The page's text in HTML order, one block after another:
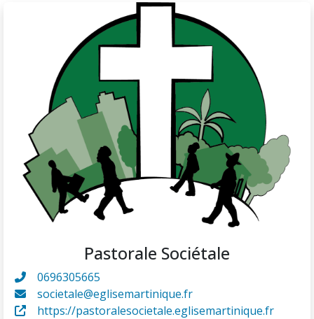
Pastorale Sociétale
0696305665
societale@eglisemartinique.fr
https://pastoralesocietale.eglisemartinique.fr